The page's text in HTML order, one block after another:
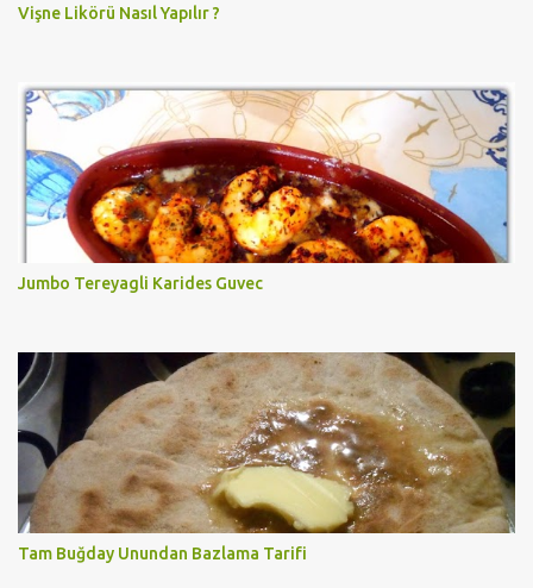
Vişne Likörü Nasıl Yapılır ?
Jumbo Tereyagli Karides Guvec
Tam Buğday Unundan Bazlama Tarifi